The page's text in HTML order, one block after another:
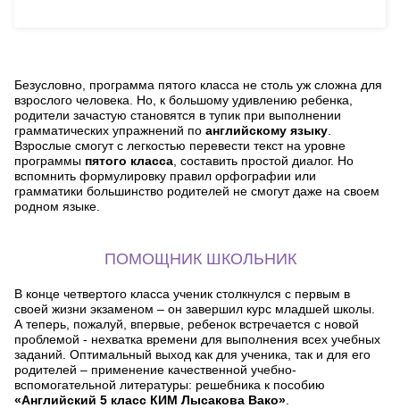
Безусловно, программа пятого класса не столь уж сложна для
взрослого человека. Но, к большому удивлению ребенка,
родители зачастую становятся в тупик при выполнении
грамматических упражнений по английскому языку
Взрослые смогут с легкостью перевести текст на уровне
программы пятого класса , составить простой диалог. Но
вспомнить формулировку правил орфографии или
грамматики большинство родителей не смогут даже на своем
родном языке.
ПОМОЩНИК ШКОЛЬНИК
В конце четвертого класса ученик столкнулся с первым в
своей жизни экзаменом – он завершил курс младшей школы.
А теперь, пожалуй, впервые, ребенок встречается с новой
проблемой - нехватка времени для выполнения всех учебных
заданий. Оптимальный выход как для ученика, так и для его
родителей – применение качественной учебно-
вспомогательной литературы: решебника к пособию
«Английский 5 класс КИМ Лысакова Вако»